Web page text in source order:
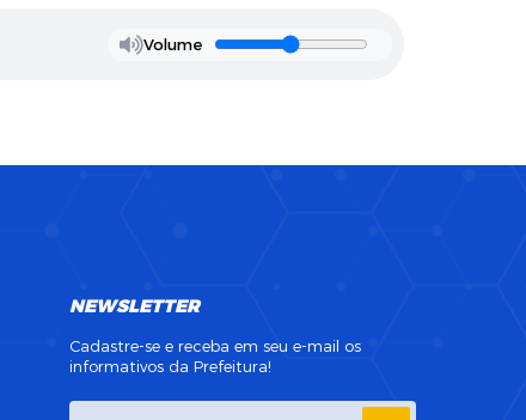
Volume
NEWSLETTER
Cadastre-se e receba em seu e-mail os
informativos da Prefeitura!